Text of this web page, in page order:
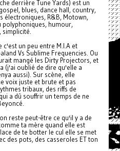
derrière Tune Yards) est un
blues, dance hall, country,
électroniques, R&B, Motown,
polyphoniques, humour,
c'est un peu entre M.I.A et
Vs Sublime Frequencies. Ou
mangé les Dirty Projectors, et
(j'ai oublié de dire qu'elle a
aussi). Sur scène, elle
voix juste et brute et pas
tribaux, des riffs de
a dû souffrir un temps de ne
reste peut-être ce qu'il y a de
ta mère quand elle est
de te botter le cul elle se met
des pots, des casseroles ET ton